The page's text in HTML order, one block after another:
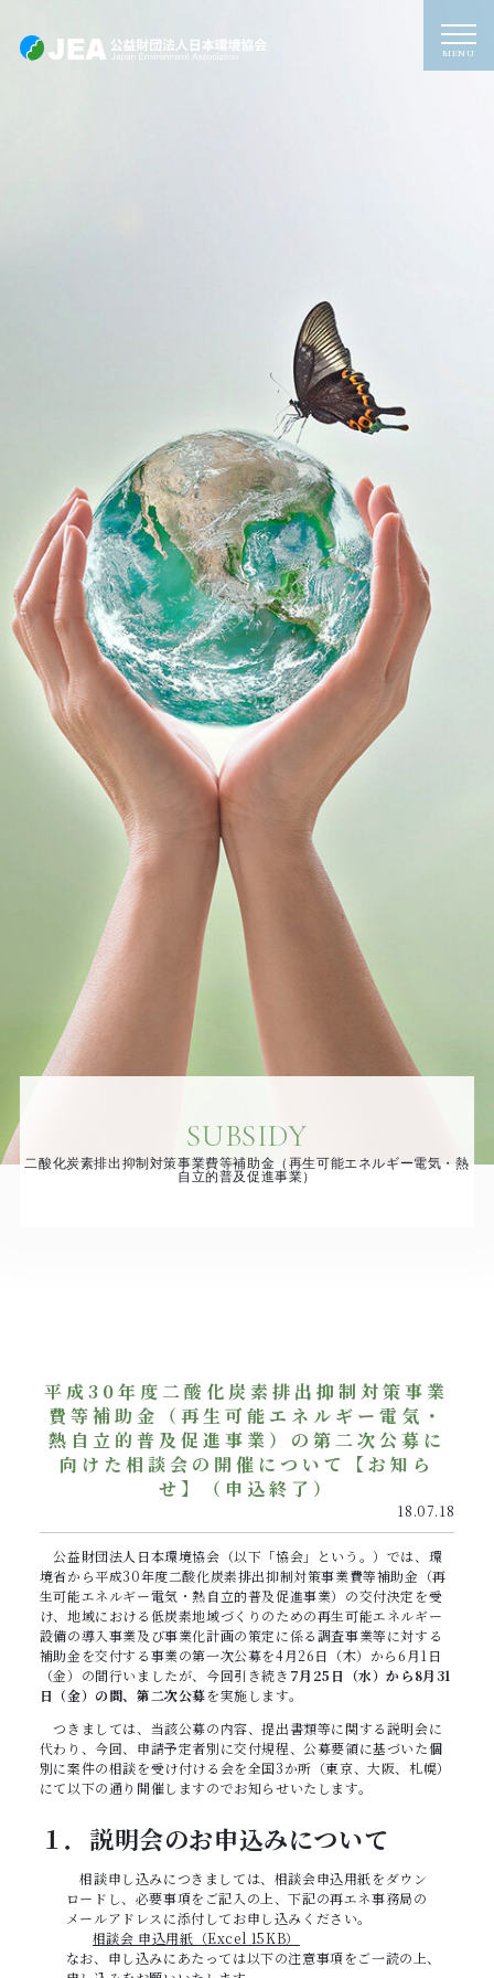
SUBSIDY
二酸化炭素排出抑制対策事業費等補助金（再生可能エネルギー電気・熱
自立的普及促進事業）
平成30年度二酸化炭素排出抑制対策事業
費等補助金（再生可能エネルギー電気・
熱自立的普及促進事業）の第二次公募に
向けた相談会の開催について【お知ら
せ】（申込終了）
18.07.18
公益財団法人日本環境協会（以下「協会」という。）では、環
境省から平成30年度二酸化炭素排出抑制対策事業費等補助金（再
生可能エネルギー電気・熱自立的普及促進事業）の交付決定を受
け、地域における低炭素地域づくりのための再生可能エネルギー
設備の導入事業及び事業化計画の策定に係る調査事業等に対する
補助金を交付する事業の第一次公募を4月26日（木）から6月1日
（金）の間行いましたが、今回引き続き 7月25日（水）から8月31
日（金）の間、第二次公募を実施します。
つきましては、当該公募の内容、提出書類等に関する説明会に
代わり、今回、申請予定者別に交付規程、公募要領に基づいた個
別に案件の相談を受け付ける会を全国3か所（東京、大阪、札幌）
にて以下の通り開催しますのでお知らせいたします。
１．説明会のお申込みについて
相談申し込みにつきましては、相談会申込用紙をダウン
ロードし、必要事項をご記入の上、下記の再エネ事務局の
メールアドレスに添付してお申し込みください。
相談会 申込用紙（Excel 15KB）
なお、申し込みにあたっては以下の注意事項をご一読の上、